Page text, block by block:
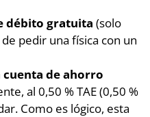
débito gratuita (solo
pedir una física con un
de ahorro
al 0,50 % TAE (0,50 %
Como es lógico, esta